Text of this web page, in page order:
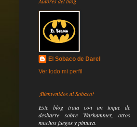
El Sobaco de Darel
Ver todo mi perfil
¡Bienvenidos al Sobaco!
Este blog trata con un toque de
desbarre sobre Warhammer, otros
muchos juegos y pintura.